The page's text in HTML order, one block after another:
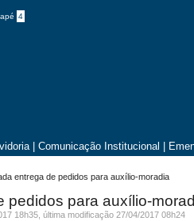
4
Comunicação Institucional
entrega de pedidos para auxílio-moradia
pedidos para auxílio-
18h35,última modificação 27/04/2017 08h24